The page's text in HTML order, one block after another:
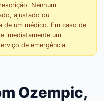
Nenhum
ajustado ou
de um médico. Em caso de
imediatamente um
de emergência.
Ozempic,